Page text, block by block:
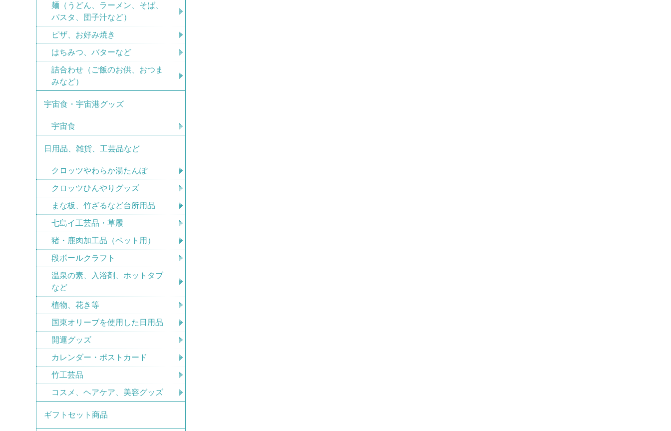
麺（うどん、ラーメン、そば、
パスタ、団子汁など）
ピザ、お好み焼き
はちみつ、バターなど
詰合わせ（ご飯のお供、おつま
みなど）
宇宙食・宇宙港グッズ
宇宙食
日用品、雑貨、工芸品など
クロッツやわらか湯たんぽ
クロッツひんやりグッズ
まな板、竹ざるなど台所用品
七島イ工芸品・草履
猪・鹿肉加工品（ペット用）
段ボールクラフト
温泉の素、入浴剤、ホットタブ
など
植物、花き等
国東オリーブを使用した日用品
開運グッズ
カレンダー・ポストカード
竹工芸品
コスメ、ヘアケア、美容グッズ
ギフトセット商品